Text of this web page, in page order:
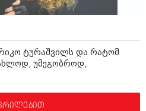
ტურაშვილს და რატომ
უმეგობროდ,